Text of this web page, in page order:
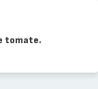
tomate.